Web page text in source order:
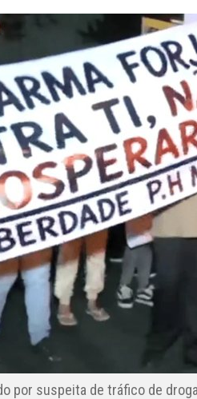
por suspeita de tráfico de